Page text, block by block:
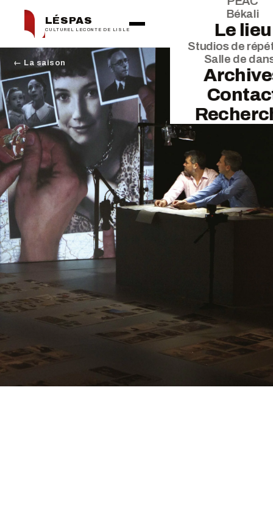
LÉSPAS
CULTUREL LECONTE DE LISLE
Békali
Le lieu
Studios de
Salle de
← La saison